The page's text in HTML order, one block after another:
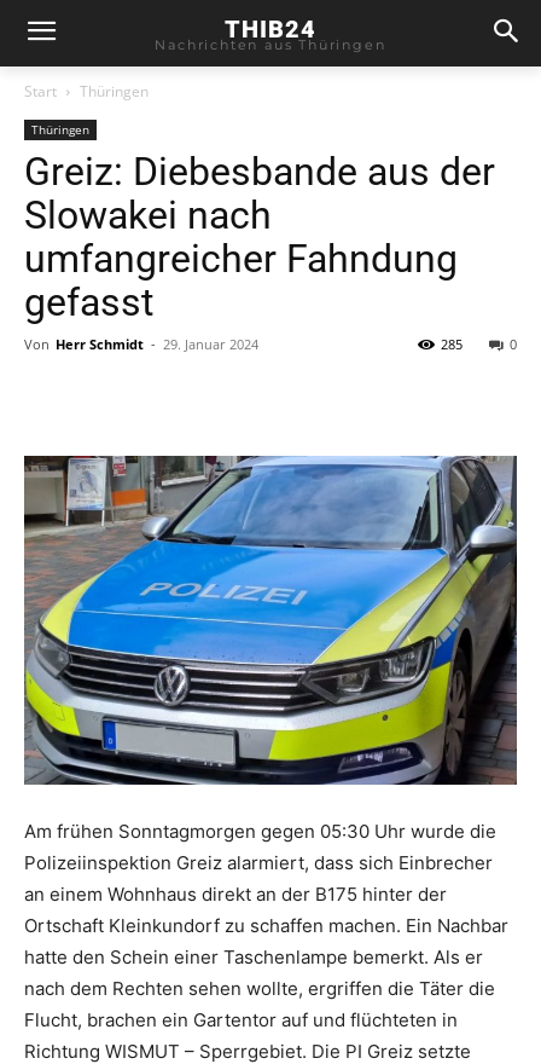
THIB24
Nachrichten aus Thüringen
Start Thüringen
Thüringen
Greiz: Diebesbande aus der
Slowakei nach
umfangreicher Fahndung
gefasst
Von Herr Schmidt - 29. Januar 2024 0
285
Am frühen Sonntagmorgen gegen 05:30 Uhr wurde die
Polizeiinspektion Greiz alarmiert, dass sich Einbrecher
an einem Wohnhaus direkt an der B175 hinter der
Ortschaft Kleinkundorf zu schaffen machen. Ein Nachbar
hatte den Schein einer Taschenlampe bemerkt. Als er
nach dem Rechten sehen wollte, ergriffen die Täter die
Flucht, brachen ein Gartentor auf und flüchteten in
Richtung WISMUT – Sperrgebiet. Die PI Greiz setzte